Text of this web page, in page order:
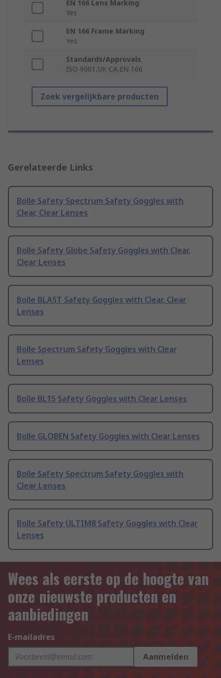
EN 166 Lens Marking
Yes
EN 166 Frame Marking
Yes
Standards/Approvals
ISO 9001,UK CA,EN 166
Zoek vergelijkbare producten
Gerelateerde Links
Bolle Safety Spectrum Safety Goggles with
Clear, Clear Lenses
Bolle Safety Globe Safety Goggles with Clear,
Clear Lenses
Bolle BLAST Safety Goggles with Clear, Clear
Lenses
Bolle Spectrum Safety Goggles with Clear
Lenses
Bolle BL15 Safety Goggles with Clear Lenses
Bolle GLOBEN Safety Goggles with Clear Lenses
Bolle Safety Spectrum Safety Goggles with
Clear Lenses
Bolle Safety ULTIM8 Safety Goggles with Clear
Lenses
Wees als eerste op de hoogte van
onze nieuwste producten en
aanbiedingen
E-mailadres
Aanmelden